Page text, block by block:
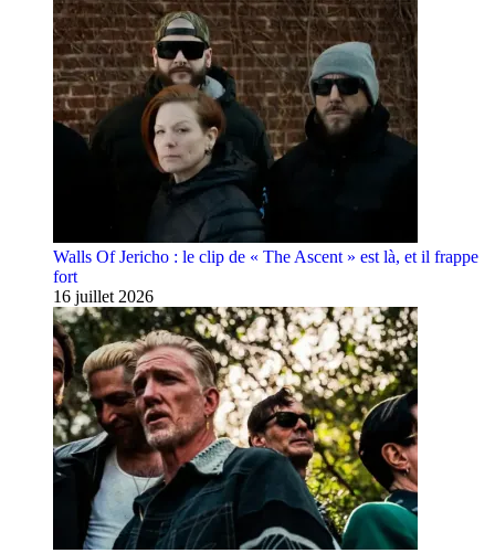
Walls Of Jericho : le clip de « The Ascent » est là, et il frappe
fort
16 juillet 2026